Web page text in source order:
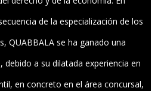
de la especialización de los
QUABBALA se ha ganado una
debido a su dilatada experiencia en
en concreto en el área concursal,